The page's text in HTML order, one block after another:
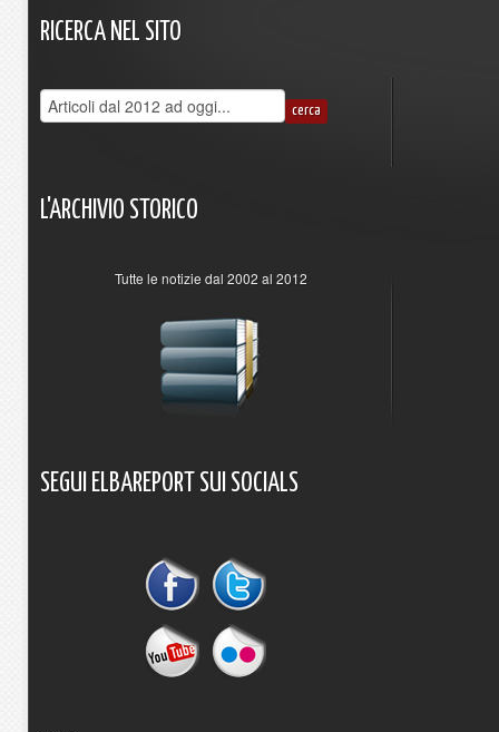
RICERCA NEL SITO
L'ARCHIVIO STORICO
Tutte le notizie dal 2002 al 2012
SEGUI ELBAREPORT SUI SOCIALS